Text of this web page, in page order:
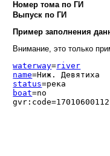
Номер тома по ГИ
Выпуск по ГИ
Пример заполнения
Внимание, это только
waterway=river
name=Ниж. Девятиха
status=река
boat=no